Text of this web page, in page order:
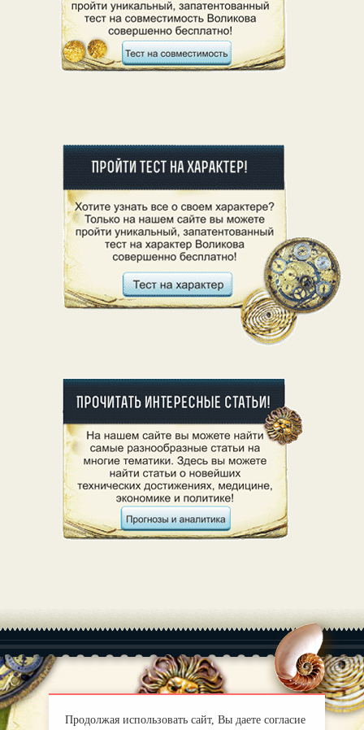
О нас
Правила
Продолжая использовать сайт, Вы даете согласие